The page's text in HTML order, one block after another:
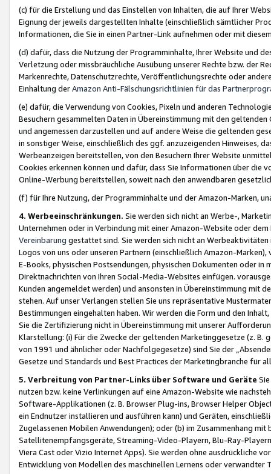
(c) für die Erstellung und das Einstellen von Inhalten, die auf Ihrer
Eignung der jeweils dargestellten Inhalte (einschließlich sämtlicher
Informationen, die Sie in einen Partner-Link aufnehmen oder mit
(d) dafür, dass die Nutzung der Programminhalte, Ihrer Website und
Verletzung oder missbräuchliche Ausübung unserer Rechte bzw. der
Markenrechte, Datenschutzrechte, Veröffentlichungsrechte oder
Einhaltung derAmazon Anti-Fälschungsrichtlinien für das
(e) dafür, die Verwendung von Cookies, Pixeln und anderen
Besuchern gesammelten Daten in Übereinstimmung mit den
und angemessen darzustellen und auf andere Weise die geltenden
in sonstiger Weise, einschließlich des ggf. anzuzeigenden Hinweises,
Werbeanzeigen bereitstellen, von den Besuchern Ihrer Website
Cookies erkennen können und dafür, dass Sie Informationen über die
Online-Werbung bereitstellen, soweit nach den anwendbaren
(f) für Ihre Nutzung, der Programminhalte und der Amazon-Marken,
4. Werbeeinschränkungen. Sie werden sich nicht an Werbe-,
Unternehmen oder in Verbindung mit einer Amazon-Website oder
Vereinbarung gestattet sind. Sie werden sich nicht an
Logos von uns oder unseren Partnern (einschließlich Amazon-
E-Books, physischen Postsendungen, physischen Dokumenten oder in
Direktnachrichten von Ihren Social-Media-Websites einfügen.
Kunden angemeldet werden) und ansonsten in Übereinstimmung mit
stehen. Auf unser Verlangen stellen Sie uns repräsentative
Bestimmungen eingehalten haben. Wir werden die Form und den
Sie die Zertifizierung nicht in Übereinstimmung mit unserer
Klarstellung: (i) Für die Zwecke der geltenden Marketinggesetze (z. B.
von 1991 und ähnlicher oder Nachfolgegesetze) sind Sie der
Gesetze und Standards und Best Practices der Marketingbranche für
5. Verbreitung von Partner-Links über Software und Geräte
nutzen bzw. keine Verlinkungen auf eine Amazon-Website wie
Software-Applikationen (z. B. Browser Plug-ins, Browser Helper
ein Endnutzer installieren und ausführen kann) und Geräten,
Zugelassenen Mobilen Anwendungen); oder (b) im Zusammenhang
Satellitenempfangsgeräte, Streaming-Video-Playern, Blu-Ray-
Viera Cast oder Vizio Internet Apps). Sie werden ohne ausdrückliche
Entwicklung von Modellen des maschinellen Lernens oder